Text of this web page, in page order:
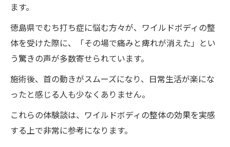
ます。
徳島県でむち打ち症に悩む方々が、ワイルドボディの整
体を受けた際に、「その場で痛みと痺れが消えた」とい
う驚きの声が多数寄せられています。
施術後、首の動きがスムーズになり、日常生活が楽にな
ったと感じる人も少なくありません。
これらの体験談は、ワイルドボディの整体の効果を実感
する上で非常に参考になります。